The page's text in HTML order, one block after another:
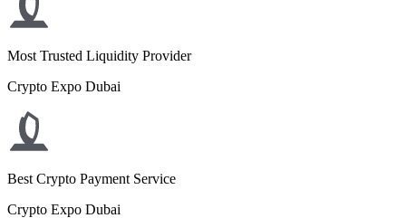
Most Trusted Liquidity Provider
Crypto Expo Dubai
Best Crypto Payment Service
Crypto Expo Dubai